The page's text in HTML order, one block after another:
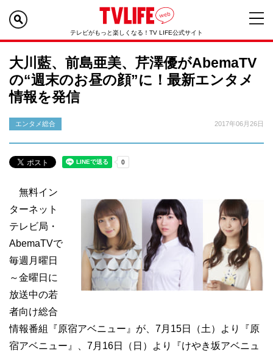
テレビがもっと楽しくなる！TV LIFE公式サイト
大川藍、前島亜美、芹澤優がAbemaTV
の“週末のお昼の顔”に！最新エンタメ
情報を発信
エンタメ総合 2017年06月26日
無料イン
ターネット
テレビ局・
AbemaTVで
毎週月曜日
～金曜日に
放送中の若
者向け総合
情報番組『原宿アベニュー』が、7月15日（土）より『原
宿アベニュー』、7月16日（日）より『けやき坂アベニュ